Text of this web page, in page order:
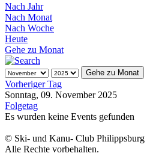
Nach Jahr
Nach Monat
Nach Woche
Heute
Gehe zu Monat
Gehe zu Monat
Vorheriger Tag
Sonntag, 09. November 2025
Folgetag
Es wurden keine Events gefunden
© Ski- und Kanu- Club Philippsburg
Alle Rechte vorbehalten.